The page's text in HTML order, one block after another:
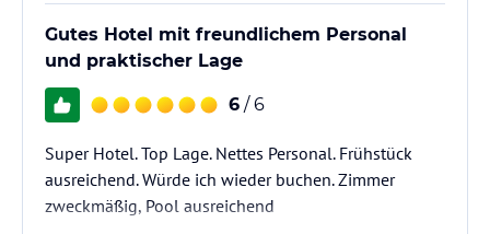
Gutes Hotel mit freundlichem Personal
und praktischer Lage
6 / 6
Super Hotel. Top Lage. Nettes Personal. Frühstück
ausreichend. Würde ich wieder buchen. Zimmer
zweckmäßig, Pool ausreichend